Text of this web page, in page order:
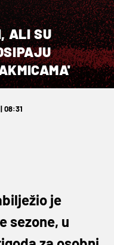
ALI SU
08:31
je
sezone, u